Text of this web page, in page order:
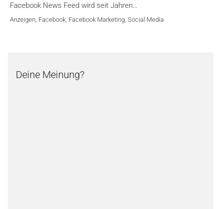
Facebook News Feed wird seit Jahren…
Anzeigen, Facebook, Facebook Marketing, Social Media
Deine Meinung?